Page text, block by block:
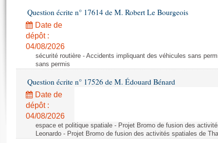
Projets de loi
Propositions de loi
Amendements
Textes adoptés
Rapports législatifs
Rapports sur l'application des lois
Baromètre de l’application des lois
Histoire
Juniors
Anciennes législatures
Contacts et plan d'accès
Photos libres de droit
Question écrite n° 17614 de M. Robert Le Bourgeois
Date de
dépôt :
04/08/2026
sécurité routière - Accidents impliquant des véhicules sans
sans permis
Question écrite n° 17526 de M. Édouard Bénard
Date de
dépôt :
04/08/2026
espace et politique spatiale - Projet Bromo de fusion des
Leonardo - Projet Bromo de fusion des activités spatiales de